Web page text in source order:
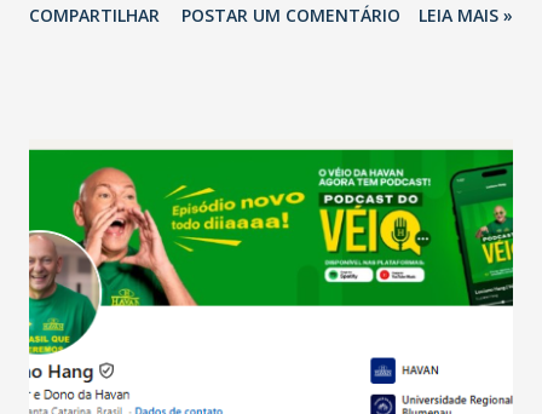
relação ao último trimestre deste ano, 56% também
confraternizações de fim de ano e pelo pagamento do 13º
Salário para um número maior de trabalhadores, já que o
país tem a menor taxa de desemprego dos anos recentes.
Ainda segundo a Pesquisa, em novembro de 2025, 40% dos
bares e restaurantes operaram com lucro e outros 40%
registraram equilíbrio financeiro. Já o percentual de
estabelecimentos no prejuízo ficou em 19%, pouco abaixo
do observado no mês anterior. Outros 1% não existiam em
COMPARTILHAR POSTAR UM COMENTÁRIO LEIA MAIS »